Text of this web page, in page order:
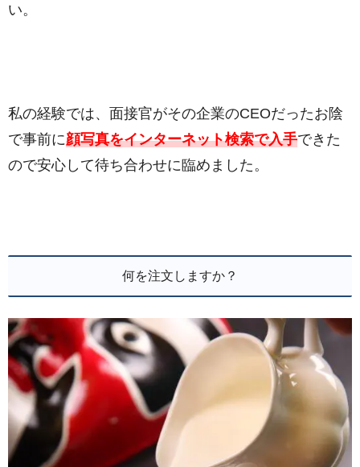
い。
私の経験では、面接官がその企業のCEOだったお陰
で事前に顔写真をインターネット検索で入手できた
ので安心して待ち合わせに臨めました。
何を注文しますか？